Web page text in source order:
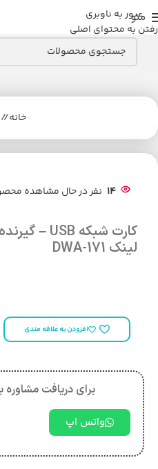
عبور به ناوبری
رفتن به محتوای اصلی
منو
خانه/
14 نفر در حال مشاهده
لینک DWA-171
افزودن به علاقه مندی
برای دریافت مشاوره
واتس اپ